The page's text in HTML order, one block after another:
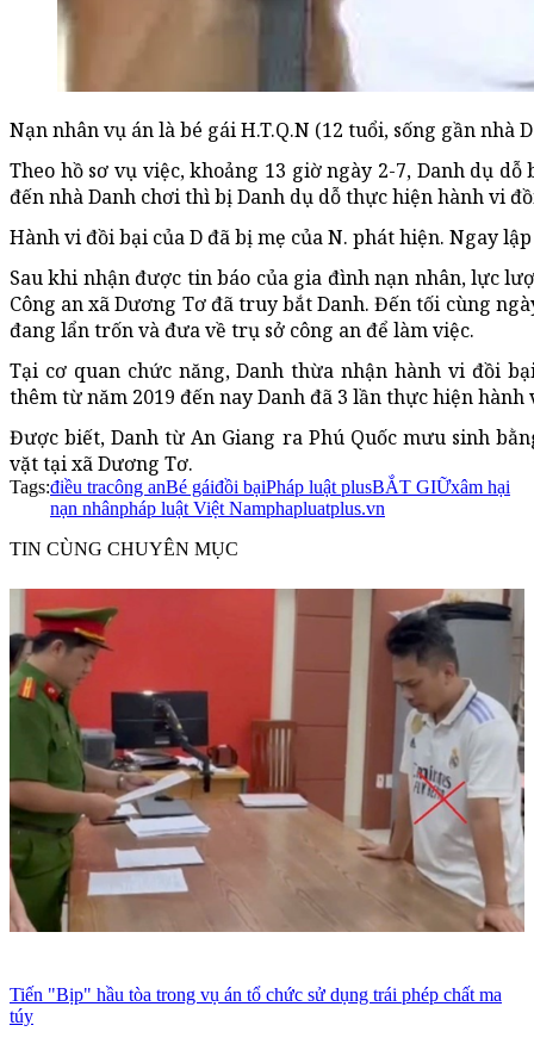
Nạn nhân vụ án là bé gái H.T.Q.N (12 tuổi, sống gần nhà
Theo hồ sơ vụ việc, khoảng 13 giờ ngày 2-7, Danh dụ
đến nhà Danh chơi thì bị Danh dụ dỗ thực hiện hành vi
Hành vi đồi bại của D đã bị mẹ của N. phát hiện. Ngay
Sau khi nhận được tin báo của gia đình nạn nhân, lực
Công an xã Dương Tơ đã truy bắt Danh. Đến tối cùng
đang lẩn trốn và đưa về trụ sở công an để làm việc.
Tại cơ quan chức năng, Danh thừa nhận hành vi đồi
thêm từ năm 2019 đến nay Danh đã 3 lần thực hiện
Được biết, Danh từ An Giang ra Phú Quốc mưu sinh
vặt tại xã Dương Tơ.
Tags:điều tracông anBé gáiđồi bạiPháp luật plusBẮT GIỮxâm hại
nạn nhânpháp luật Việt Namphapluatplus.vn
TIN CÙNG CHUYÊN MỤC
Tiến "Bịp" hầu tòa trong vụ án tổ chức sử dụng trái phép chất ma
túy